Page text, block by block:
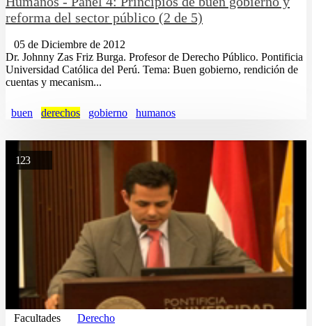
reforma del sector público (2 de 5)
05 de Diciembre de 2012
Dr. Johnny Zas Friz Burga. Profesor de Derecho Público. Pontificia
Universidad Católica del Perú. Tema: Buen gobierno, rendición de
cuentas y mecanism...
buen derechos gobierno humanos
123
Facultades Derecho